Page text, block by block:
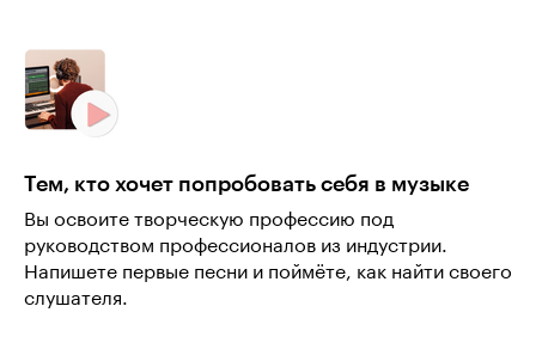
Тем, кто хочет попробовать себя в музыке
Вы освоите творческую профессию под
руководством профессионалов из индустрии.
Напишете первые песни и поймёте, как найти своего
слушателя.